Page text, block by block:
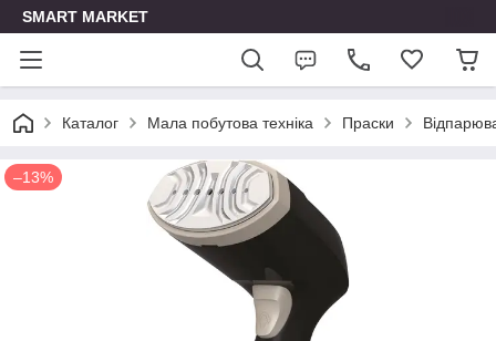
SMART MARKET
Каталог Мала побутова техніка Праски
–13%